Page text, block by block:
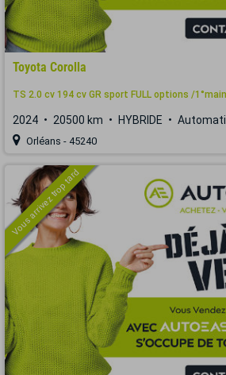
Toyota Corolla
TS 2.0 cv 194 cv GR sport FULL options /
2024 20500 km HYBRIDE
Orléans - 45240
Vous arrivez trop tard